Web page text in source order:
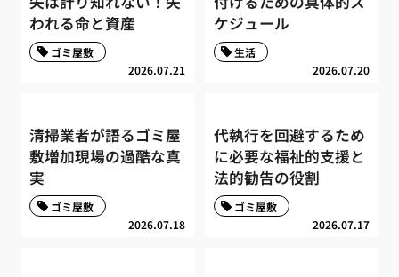
われる命と資産
2026.07.21
ゴミ屋敷
ケジュール
2026.07.20
生活
清掃業者が語るゴミ屋
敷増加現場の過酷な真
実
2026.07.18
ゴミ屋敷
代執行を回避するため
に必要な福祉的支援と
法的勧告の役割
2026.07.17
ゴミ屋敷